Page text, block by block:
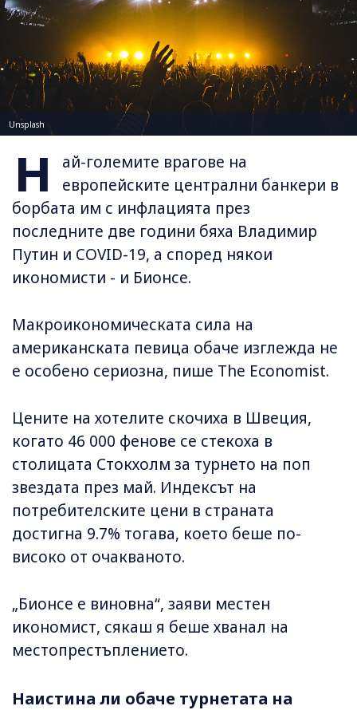
Unsplash
Н
ай-големите врагове на
европейските централни банкери в
борбата им с инфлацията през
последните две години бяха Владимир
Путин и COVID-19, а според някои
икономисти - и Бионсе.
Макроикономическата сила на
американската певица обаче изглежда не
е особено сериозна, пише The Economist.
Цените на хотелите скочиха в Швеция,
когато 46 000 фенове се стекоха в
столицата Стокхолм за турнето на поп
звездата през май. Индексът на
потребителските цени в страната
достигна 9.7% тогава, което беше по-
високо от очакваното.
„Бионсе е виновна“, заяви местен
икономист, сякаш я беше хванал на
местопрестъплението.
Наистина ли обаче турнетата на